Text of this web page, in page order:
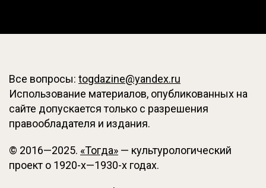
Все вопросы: togdazine@yandex.ru
Использование материалов, опубликованных на
сайте допускается только с разрешения
правообладателя и издания.
© 2016—2025. «Тогда» — культурологический
проект о 1920-х—1930-х годах.